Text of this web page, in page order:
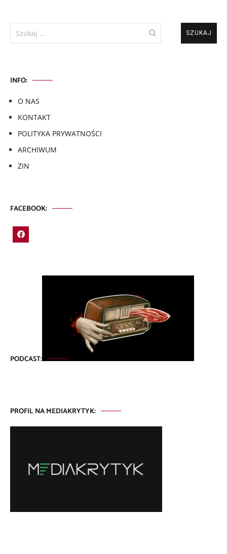
Szukaj:
INFO:
O NAS
KONTAKT
POLITYKA PRYWATNOŚCI
ARCHIWUM
ZIN
FACEBOOK:
PODCAST:
PROFIL NA MEDIAKRYTYK: